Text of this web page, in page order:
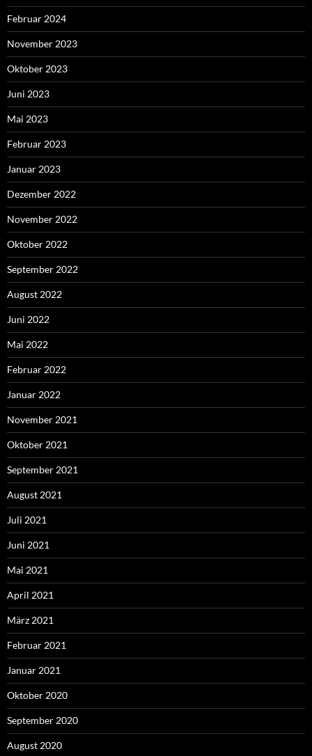
Februar 2024
November 2023
Oktober 2023
Juni 2023
Mai 2023
Februar 2023
Januar 2023
Dezember 2022
November 2022
Oktober 2022
September 2022
August 2022
Juni 2022
Mai 2022
Februar 2022
Januar 2022
November 2021
Oktober 2021
September 2021
August 2021
Juli 2021
Juni 2021
Mai 2021
April 2021
März 2021
Februar 2021
Januar 2021
Oktober 2020
September 2020
August 2020